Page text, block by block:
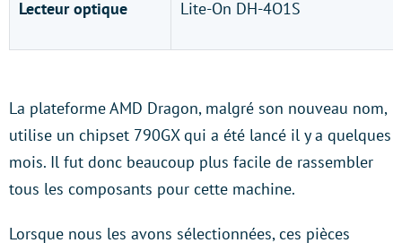
Lecteur optique Lite-On DH-4O1S
La plateforme AMD Dragon, malgré son nouveau nom,
utilise un chipset 790GX qui a été lancé il y a quelques
mois. Il fut donc beaucoup plus facile de rassembler
tous les composants pour cette machine.
Lorsque nous les avons sélectionnées, ces pièces